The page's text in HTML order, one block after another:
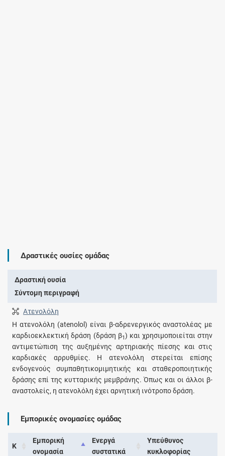
Δραστικές ουσίες ομάδας
Δραστική ουσία
Σύντομη περιγραφή
Ατενολόλη
H ατενολόλη (atenolol) είναι β-αδρενεργικός αναστολέας με
καρδιοεκλεκτική δράση (δράση β1) και χρησιμοποιείται στην
αντιμετώπιση της αυξημένης αρτηριακής πίεσης και στις
καρδιακές αρρυθμίες. H ατενολόλη στερείται επίσης
ενδογενούς συμπαθητικομιμητικής και σταθεροποιητικής
δράσης επί της κυτταρικής μεμβράνης. Όπως και οι άλλοι β-
αναστολείς, η ατενολόλη έχει αρνητική ινότροπο δράση.
Εμπορικές ονομασίες ομάδας
Κ
Εμπορική
ονομασία
Ενεργά
συστατικά
Υπεύθυνος
κυκλοφορίας